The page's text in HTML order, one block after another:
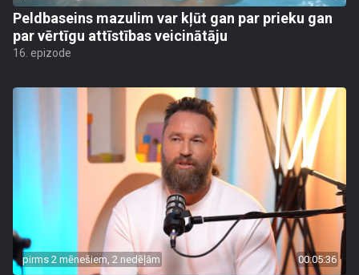
Peldbaseins mazulim var kļūt gan par prieku gan
par vērtīgu attīstības veicinātāju
16. epizode
pirms 2 mēnešiem, 2 nedēļām 00:05:36